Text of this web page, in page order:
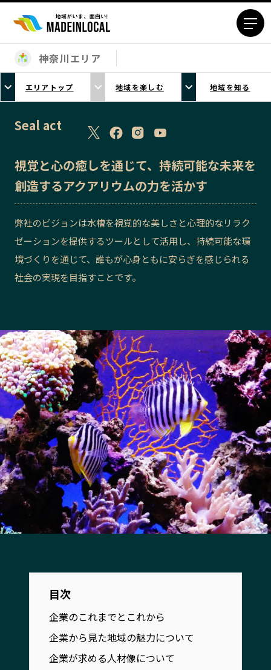
エリアから探す
北海道エリア
青森エリア
岩手エリア
山形エリア
栃木エリア
群馬エリア
埼玉エリア
千葉エリア
神奈川エリア
新潟エリア
富山エリア
石川エリア
京都エリア
大阪市エリア
北摂エリア
堺・泉州エリア
河内エリア
兵庫エリア
奈良エリア
和歌山エリア
鳥取エリア
島根エリア
岡山エリア
広島エリア
山口エリア
徳島エリア
香川エリア
愛媛エリア
高知エリア
福岡エリア
佐賀エリア
長崎エリア
熊本エリア
大分エリア
カテゴリから探す
特集コンテンツ
地域を代表する 企業100選
プレスリリース
行政連携記事
神奈川エリア
エリアトップ 地域を楽しむ 地域を知る
Seal act
視覚と心の癒しを通じて、持続可能な未来を
創造するアクアリウムの力を活かす
弊社のビジョンは水槽を視覚的な美しさと心理的なリラク
ゼーションを提供するツールとして活用し、持続可能な環
境づくりを通じて、誰もが心身ともに安らぎを感じられる
社会の実現を目指すことです。
目次
企業のこれまでとこれから
企業から見た地域の魅力について
企業が求める人材像について